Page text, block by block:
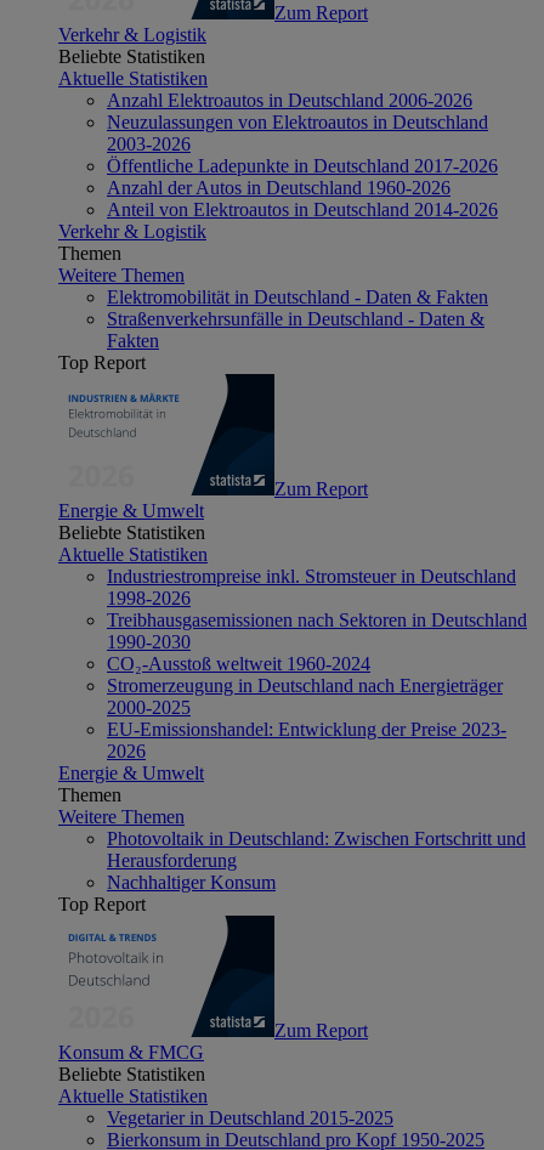
Zum Report
Verkehr & Logistik
Beliebte Statistiken
Aktuelle Statistiken
Anzahl Elektroautos in Deutschland 2006-2026
Neuzulassungen von Elektroautos in Deutschland
2003-2026
Öffentliche Ladepunkte in Deutschland 2017-2026
Anzahl der Autos in Deutschland 1960-2026
Anteil von Elektroautos in Deutschland 2014-2026
Verkehr & Logistik
Themen
Weitere Themen
Elektromobilität in Deutschland - Daten & Fakten
Straßenverkehrsunfälle in Deutschland - Daten &
Fakten
Top Report
Zum Report
Energie & Umwelt
Beliebte Statistiken
Aktuelle Statistiken
Industriestrompreise inkl. Stromsteuer in Deutschland
1998-2026
Treibhausgasemissionen nach Sektoren in Deutschland
1990-2030
CO₂-Ausstoß weltweit 1960-2024
Stromerzeugung in Deutschland nach Energieträger
2000-2025
EU-Emissionshandel: Entwicklung der Preise 2023-
2026
Energie & Umwelt
Themen
Weitere Themen
Photovoltaik in Deutschland: Zwischen Fortschritt und
Herausforderung
Nachhaltiger Konsum
Top Report
Zum Report
Konsum & FMCG
Beliebte Statistiken
Aktuelle Statistiken
Vegetarier in Deutschland 2015-2025
Bierkonsum in Deutschland pro Kopf 1950-2025